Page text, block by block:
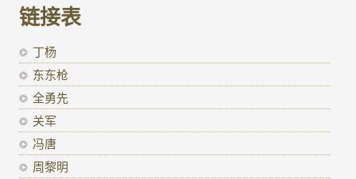
链接表
丁杨
东东枪
全勇先
关军
冯唐
周黎明